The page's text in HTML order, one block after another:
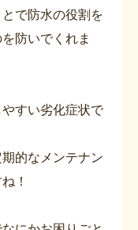
で防水の役割を
防いでくれま
やすい劣化症状で
的なメンテナン
！